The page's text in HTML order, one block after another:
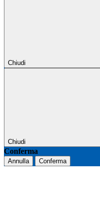
Chiudi
Chiudi
Conferma
Annulla Conferma